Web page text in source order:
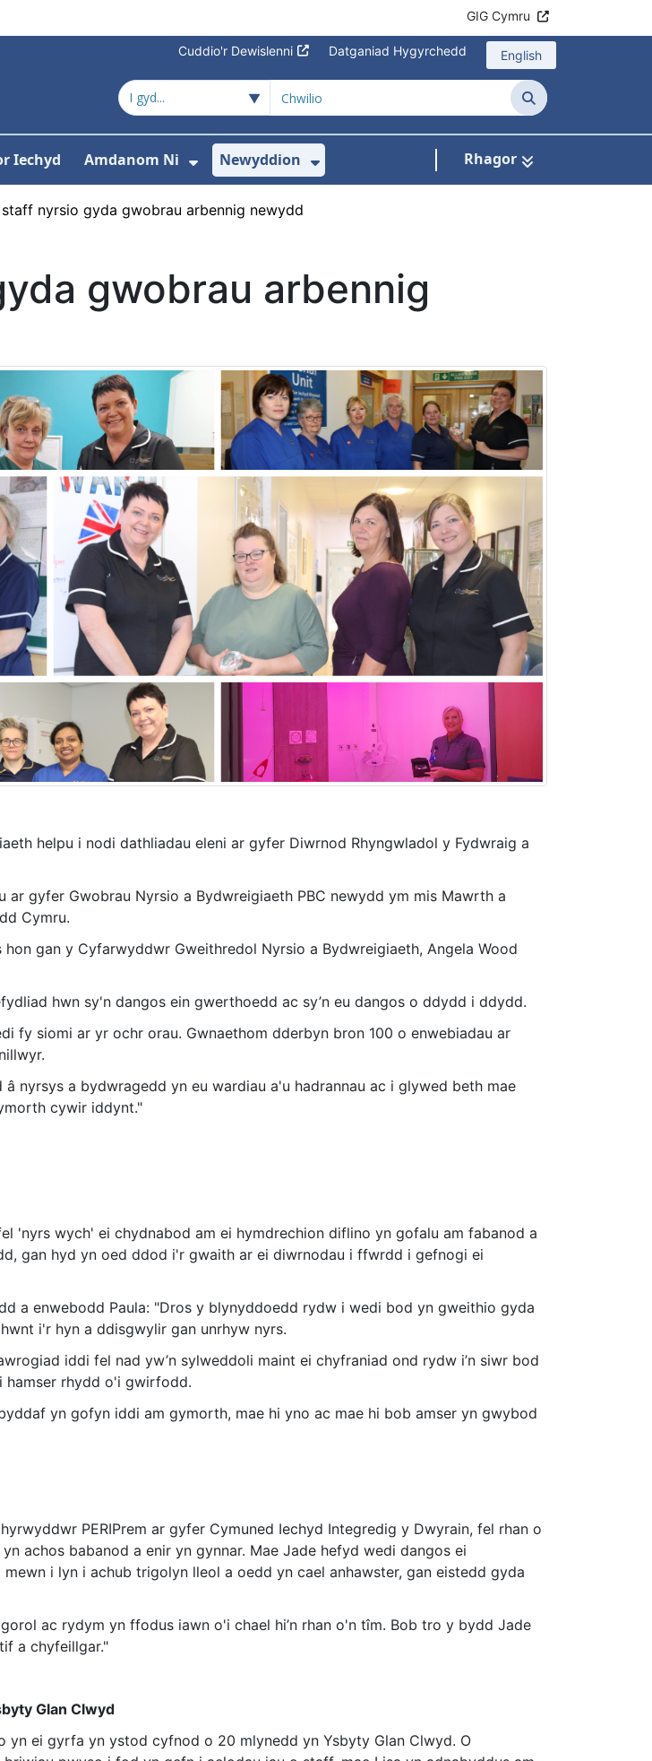
GIG Cymru
Cuddio'r Dewislenni Datganiad Hygyrchedd English
Chwilio
Iechyd Amdanom Ni
Dangos isddewislen ar gyfer Amdanom Ni
Newyddion
Dangos isddewislen ar gyfer
Rhagor
nyrsio gyda gwobrau arbennig newydd
gwobrau arbennig
helpu i nodi dathliadau eleni ar gyfer Diwrnod Rhyngwladol y Fydwraig a
gyfer Gwobrau Nyrsio a Bydwreigiaeth PBC newydd ym mis Mawrth a
Cymru.
gan y Cyfarwyddwr Gweithredol Nyrsio a Bydwreigiaeth, Angela Wood
hwn sy'n dangos ein gwerthoedd ac sy’n eu dangos o ddydd i ddydd.
fy siomi ar yr ochr orau. Gwnaethom dderbyn bron 100 o enwebiadau ar
nyrsys a bydwragedd yn eu wardiau a'u hadrannau ac i glywed beth mae
cywir iddynt."
'nyrs wych' ei chydnabod am ei hymdrechion diflino yn gofalu am fabanod a
gan hyd yn oed ddod i'r gwaith ar ei diwrnodau i ffwrdd i gefnogi ei
a enwebodd Paula: "Dros y blynyddoedd rydw i wedi bod yn gweithio gyda
i'r hyn a ddisgwylir gan unrhyw nyrs.
iddi fel nad yw’n sylweddoli maint ei chyfraniad ond rydw i’n siwr bod
rhydd o'i gwirfodd.
yn gofyn iddi am gymorth, mae hi yno ac mae hi bob amser yn gwybod
PERIPrem ar gyfer Cymuned Iechyd Integredig y Dwyrain, fel rhan o
achos babanod a enir yn gynnar. Mae Jade hefyd wedi dangos ei
i lyn i achub trigolyn lleol a oedd yn cael anhawster, gan eistedd gyda
ac rydym yn ffodus iawn o'i chael hi’n rhan o'n tîm. Bob tro y bydd Jade
a chyfeillgar."
Glan Clwyd
ei gyrfa yn ystod cyfnod o 20 mlynedd yn Ysbyty Glan Clwyd. O